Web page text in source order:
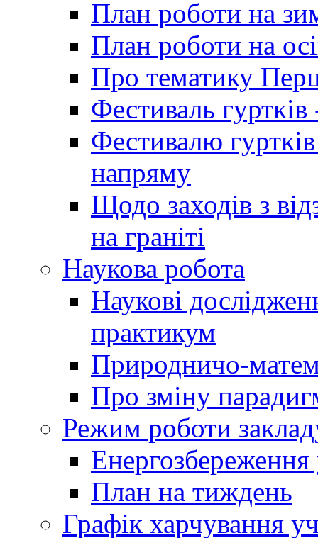
План роботи на
План роботи на
Про тематику
Фестиваль
Фестивалю
напряму
Щодо заходів з
на граніті
Наукова робота
Наукові
практикум
Природничо-
Про зміну
Режим роботи
Енергозбереження
План на тиждень
Графік харчування